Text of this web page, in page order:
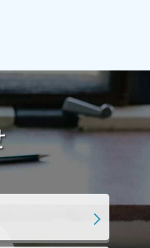
2020年11月
2020年8月
2020年5月
2020年2月